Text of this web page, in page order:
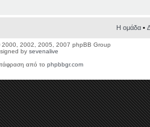
Η ομάδα•
2000, 2002, 2005, 2007 phpBB Group
by sevenalive
από το phpbbgr.com